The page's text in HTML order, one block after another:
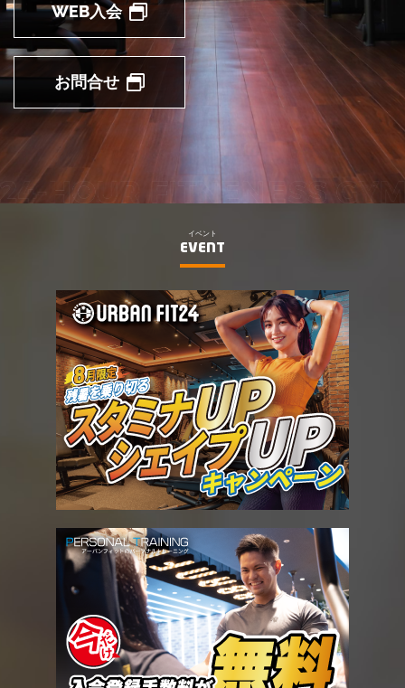
WEB入会
お問合せ
イベント
EVENT